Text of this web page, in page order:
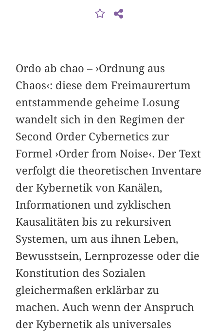
Ordo ab chao – ›Ordnung aus
Chaos‹: diese dem Freimaurertum
entstammende geheime Losung
wandelt sich in den Regimen der
Second Order Cybernetics zur
Formel ›Order from Noise‹. Der Text
verfolgt die theoretischen Inventare
der Kybernetik von Kanälen,
Informationen und zyklischen
Kausalitäten bis zu rekursiven
Systemen, um aus ihnen Leben,
Bewusstsein, Lernprozesse oder die
Konstitution des Sozialen
gleichermaßen erklärbar zu
machen. Auch wenn der Anspruch
der Kybernetik als universales